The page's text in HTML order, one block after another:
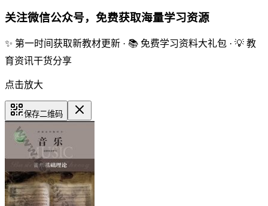
关注微信公众号，免费获取海量学习资源
✨ 第一时间获取新教材更新 · 📚 免费学习资料大礼包 · 💡 教
育资讯干货分享
点击放大
保存二维码